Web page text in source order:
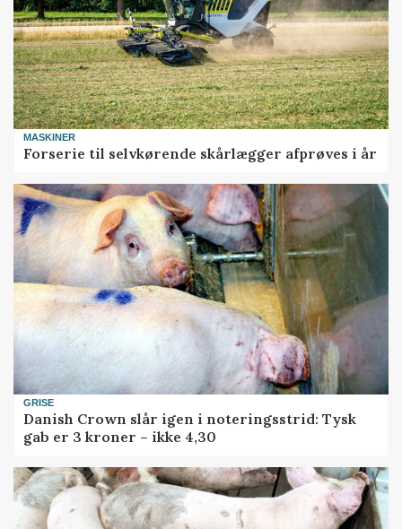
MASKINER
Forserie til selvkørende skårlægger afprøves i år
GRISE
Danish Crown slår igen i noteringsstrid: Tysk
gab er 3 kroner – ikke 4,30